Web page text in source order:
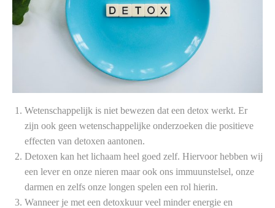
Wetenschappelijk is niet bewezen dat een detox werkt. Er
zijn ook geen wetenschappelijke onderzoeken die positieve
effecten van detoxen aantonen.
Detoxen kan het lichaam heel goed zelf. Hiervoor hebben wij
een lever en onze nieren maar ook ons immuunstelsel, onze
darmen en zelfs onze longen spelen een rol hierin.
Wanneer je met een detoxkuur veel minder energie en